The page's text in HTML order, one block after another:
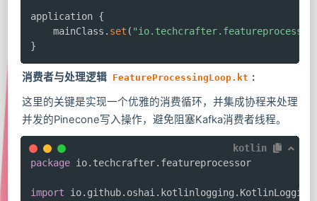
application {
    mainClass
. set (
}
消费者与处理逻辑 FeatureProcessingLoop.kt :
这里的关键是实现一个优雅的消费循环，并集成协程来处理
并发的Pinecone写入操作，避免阻塞Kafka消费者线程。
kotlin
package io. techcrafter. featureprocessor
import io. github. oshai . kotlinlogging .